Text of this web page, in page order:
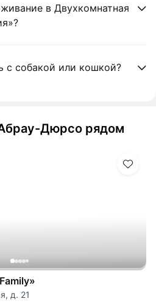
в Двухкомнатная
с собакой или кошкой?
Дюрсо рядом
д. 21